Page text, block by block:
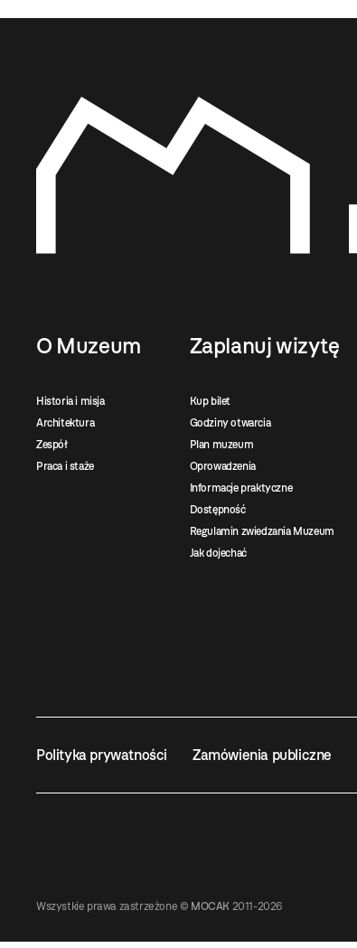
O Muzeum
Historia i misja
Architektura
Zespół
Praca i staże
Zaplanuj wizytę
Kup bilet
Godziny otwarcia
Plan muzeum
Oprowadzenia
Informacje praktyczne
Dostępność
Regulamin zwiedzania Muzeum
Jak dojechać
Polityka prywatności Zamówienia publiczne
Wszystkie prawa zastrzeżone © MOCAK 2011-2026